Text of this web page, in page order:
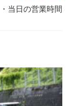
当日の営業時間